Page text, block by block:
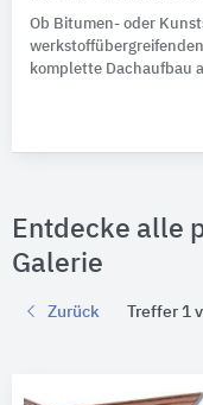
Ob Bitumen- oder
komplette Dachaufbau
Entdecke alle
Galerie
Zurück Treffer 1